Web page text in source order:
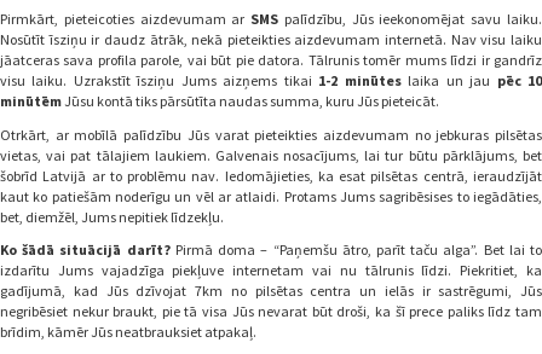
Pirmkārt, pieteicoties aizdevumam ar SMS palīdzību, Jūs ieekonomējat savu laiku.
Nosūtīt īsziņu ir daudz ātrāk, nekā pieteikties aizdevumam internetā. Nav visu laiku
jāatceras sava profila parole, vai būt pie datora. Tālrunis tomēr mums līdzi ir gandrīz
visu laiku. Uzrakstīt īsziņu Jums aizņems tikai 1-2 minūteslaika un jau pēc 10
minūtēmJūsu kontā tiks pārsūtīta naudas summa, kuru Jūs pieteicāt.
Otrkārt, ar mobīlā palīdzību Jūs varat pieteikties aizdevumam no jebkuras pilsētas
vietas, vai pat tālajiem laukiem. Galvenais nosacījums, lai tur būtu pārklājums, bet
šobrīd Latvijā ar to problēmu nav. Iedomājieties, ka esat pilsētas centrā, ieraudzījāt
kaut ko patiešām noderīgu un vēl ar atlaidi. Protams Jums sagribēsises to iegādāties,
bet, diemžēl, Jums nepitiek līdzekļu.
Ko šādā situācijā darīt?Pirmā doma – “Paņemšu ātro, parīt taču alga”. Bet lai to
izdarītu Jums vajadzīga piekļuve internetam vai nu tālrunis līdzi. Piekritiet, ka
gadījumā, kad Jūs dzīvojat 7km no pilsētas centra un ielās ir sastrēgumi, Jūs
negribēsiet nekur braukt, pie tā visa Jūs nevarat būt droši, ka šī prece paliks līdz tam
brīdim, kāmēr Jūs neatbrauksiet atpakaļ.